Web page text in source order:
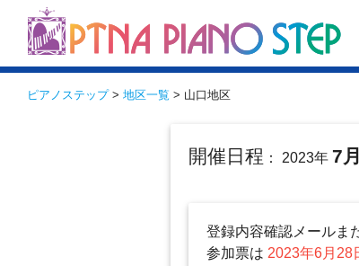
ピアノステップ> 地区一覧 > 山口地区
開催日程 ： 2023年 7
登録内容確認メールま
参加票は 2023年6月28